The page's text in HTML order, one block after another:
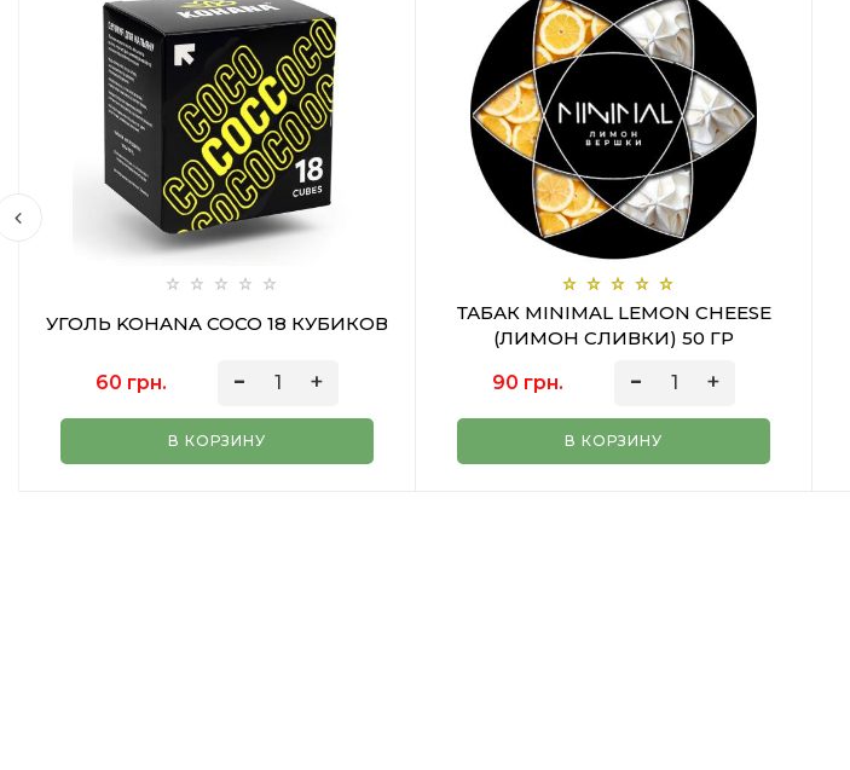
УГОЛЬ KOHANA COCO 18 КУБИКОВ
60 грн.
В КОРЗИНУ
ТАБАК MINIMAL LEMON CHEESE
(ЛИМОН СЛИВКИ) 50 ГР
90 грн.
В КОРЗИНУ